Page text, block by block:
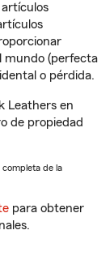
mundo (perfecta
o pérdida.
Leathers en
de propiedad
completa de la
para obtener